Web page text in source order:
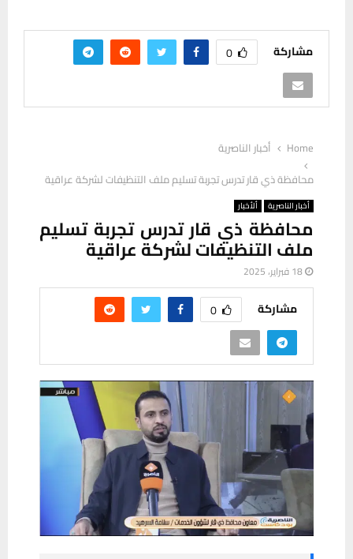
مشاركة 0
Home
أخبار الناصرية
محافظة ذي قار تدرس تجربة تسليم ملف التنظيفات لشركة عراقية
أخبار الناصرية ألأخبار
محافظة ذي قار تدرس تجربة تسليم
ملف التنظيفات لشركة عراقية
18 فبراير، 2025
مشاركة 0